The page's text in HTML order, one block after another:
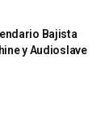
Bajista
y Audioslave